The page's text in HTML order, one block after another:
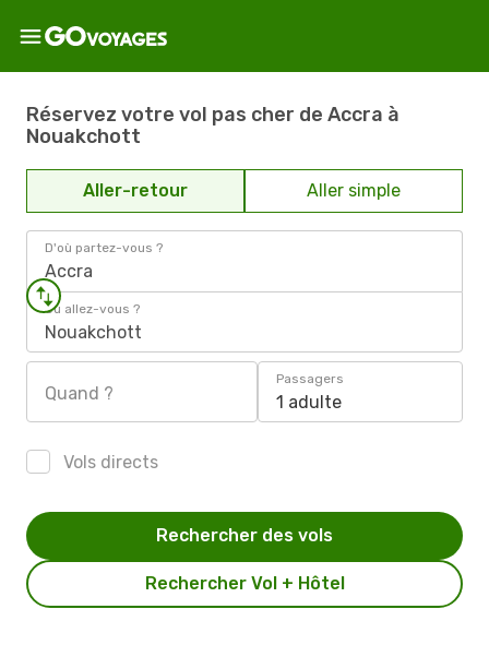
Réservez votre vol pas cher de Accra à
Nouakchott
Aller-retour Aller simple
D'où partez-vous ?
Accra
Où allez-vous ?
Nouakchott
Quand ?
Passagers
1 adulte
Vols directs
Rechercher Vol + Hôtel
Rechercher des vols